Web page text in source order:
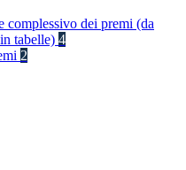
complessivo dei premi (da
tabelle) 4
2